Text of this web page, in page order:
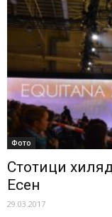
Фото
Стотици
Есен
29.03.2017